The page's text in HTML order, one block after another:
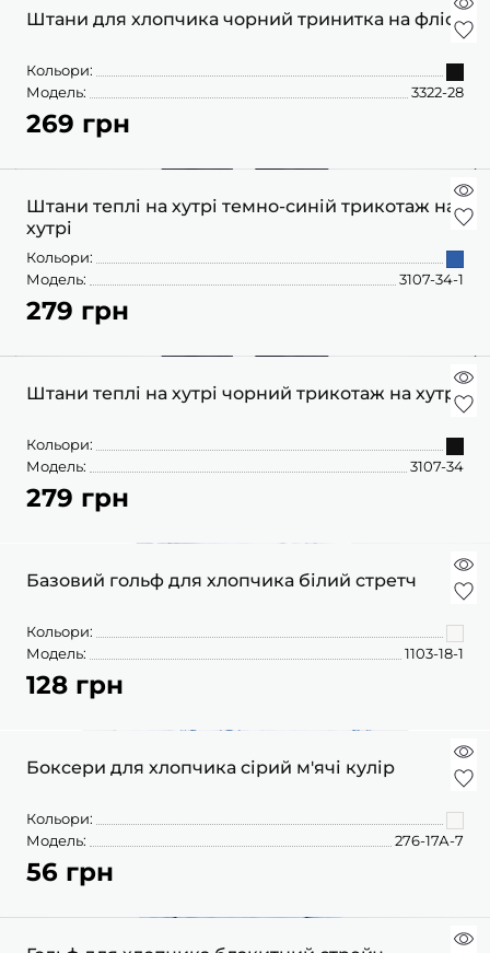
Штани для хлопчика чорний тринитка на флісі
Кольори:
Модель:
3322-28
269 грн
Штани теплі на хутрі темно-синій трикотаж на
хутрі
Кольори:
Модель:
3107-34-1
279 грн
Штани теплі на хутрі чорний трикотаж на хутрі
Кольори:
Модель:
3107-34
279 грн
Базовий гольф для хлопчика білий стретч
Кольори:
Модель:
1103-18-1
128 грн
Боксери для хлопчика сірий м'ячі кулір
Кольори:
Модель:
276-17А-7
56 грн